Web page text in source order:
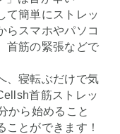
て簡単にストレッ
らスマホやパソコ
首筋の緊張などで
、寝転ぶだけで気
首筋ストレッ
から始めること
とができます！